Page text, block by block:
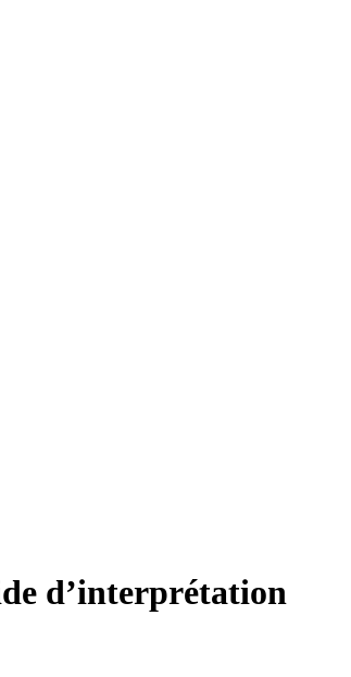
d’interprétation